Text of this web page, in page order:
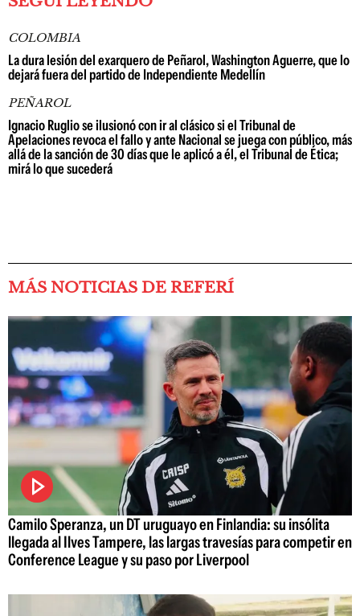
COLOMBIA
La dura lesión del exarquero de Peñarol, Washington Aguerre, que lo
dejará fuera del partido de Independiente Medellín
PEÑAROL
Ignacio Ruglio se ilusionó con ir al clásico si el Tribunal de
Apelaciones revoca el fallo y ante Nacional se juega con público, más
allá de la sanción de 30 días que le aplicó a él, el Tribunal de Ética;
mirá lo que sucederá
MÁS NOTICIAS DE REFERÍ
Camilo Speranza, un DT uruguayo en Finlandia: su insólita
llegada al Ilves Tampere, las largas travesías para competir en
Conference League y su paso por Liverpool